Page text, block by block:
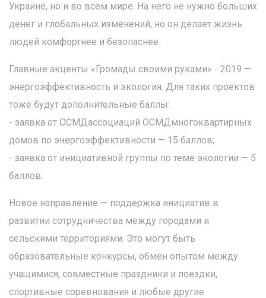
Украине, но и во всем мире. На него не нужно больших
денег и глобальных изменений, но он делает жизнь
людей комфортнее и безопаснее.
Главные акценты «Громады своими руками» - 2019 —
энергоэффективность и экология. Для таких проектов
тоже будут дополнительные баллы:
- заявка от ОСМДассоциаций ОСМДмногоквартирных
домов по энергоэффективности — 15 баллов;
- заявка от инициативной группы по теме экологии — 5
баллов.
Новое направление — поддержка инициатив в
развитии сотрудничества между городами и
сельскими территориями. Это могут быть
образовательные конкурсы, обмен опытом между
учащимися, совместные праздники и поездки,
спортивные соревнования и любые другие